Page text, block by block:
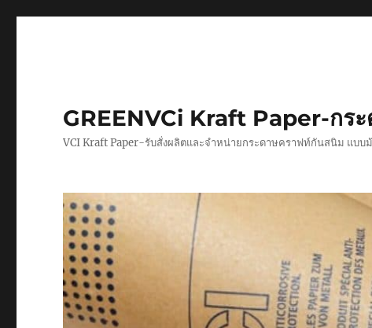
GREENVCi Kraft Paper-กร
VCI Kraft Paper-รับสั่งผลิตและจำหน่ายกระดาษคราฟท์กันสนิม แบ